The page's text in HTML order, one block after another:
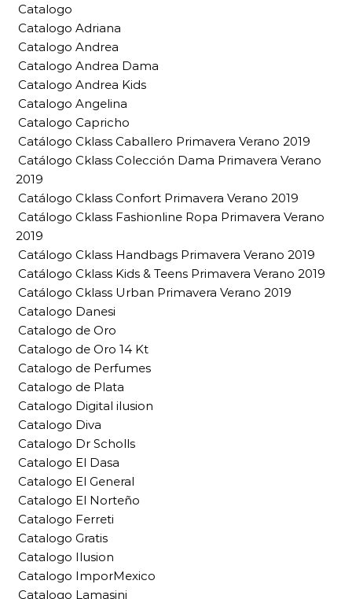
Catalogo
Catalogo Adriana
Catalogo Andrea
Catalogo Andrea Dama
Catalogo Andrea Kids
Catalogo Angelina
Catalogo Capricho
Catálogo Cklass Caballero Primavera Verano 2019
Catálogo Cklass Colección Dama Primavera Verano
2019
Catálogo Cklass Confort Primavera Verano 2019
Catálogo Cklass Fashionline Ropa Primavera Verano
2019
Catálogo Cklass Handbags Primavera Verano 2019
Catálogo Cklass Kids & Teens Primavera Verano 2019
Catálogo Cklass Urban Primavera Verano 2019
Catalogo Danesi
Catalogo de Oro
Catalogo de Oro 14 Kt
Catalogo de Perfumes
Catalogo de Plata
Catalogo Digital ilusion
Catalogo Diva
Catalogo Dr Scholls
Catalogo El Dasa
Catalogo El General
Catalogo El Norteño
Catalogo Ferreti
Catalogo Gratis
Catalogo Ilusion
Catalogo ImporMexico
Catalogo Lamasini